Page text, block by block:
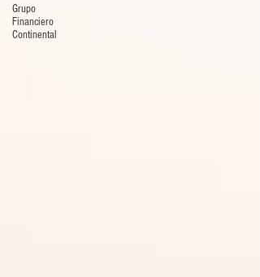
Grupo
Financiero
Continental